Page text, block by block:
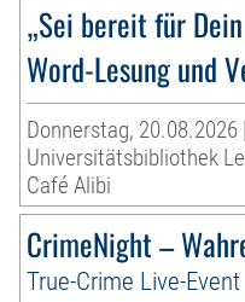
„Sei bereit für
Word-Lesung und
Donnerstag, 20.08.2026
Universitätsbibliothek
Café Alibi
CrimeNight –
True-Crime Live-Event